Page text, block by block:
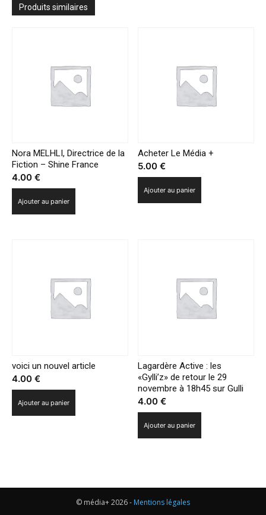
considèrent
complémentaires
Produits similaires
Nora MELHLI, Directrice de la
Fiction – Shine France
4.00 €
Ajouter au panier
Acheter Le Média +
5.00€
Ajouter au panier
voici un nouvel article
4.00 €
Ajouter au panier
Lagardère Active : les
«Gylli’z» de retour le 29
novembre à 18h45 sur Gulli
4.00€
Ajouter au panier
© média+ 2026 - Mentions légales